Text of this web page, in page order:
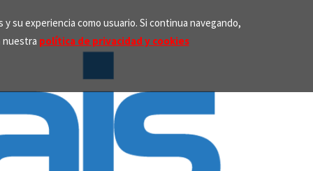
su experiencia como usuario. Si continua navegando,
nuestra política de privacidad y cookies